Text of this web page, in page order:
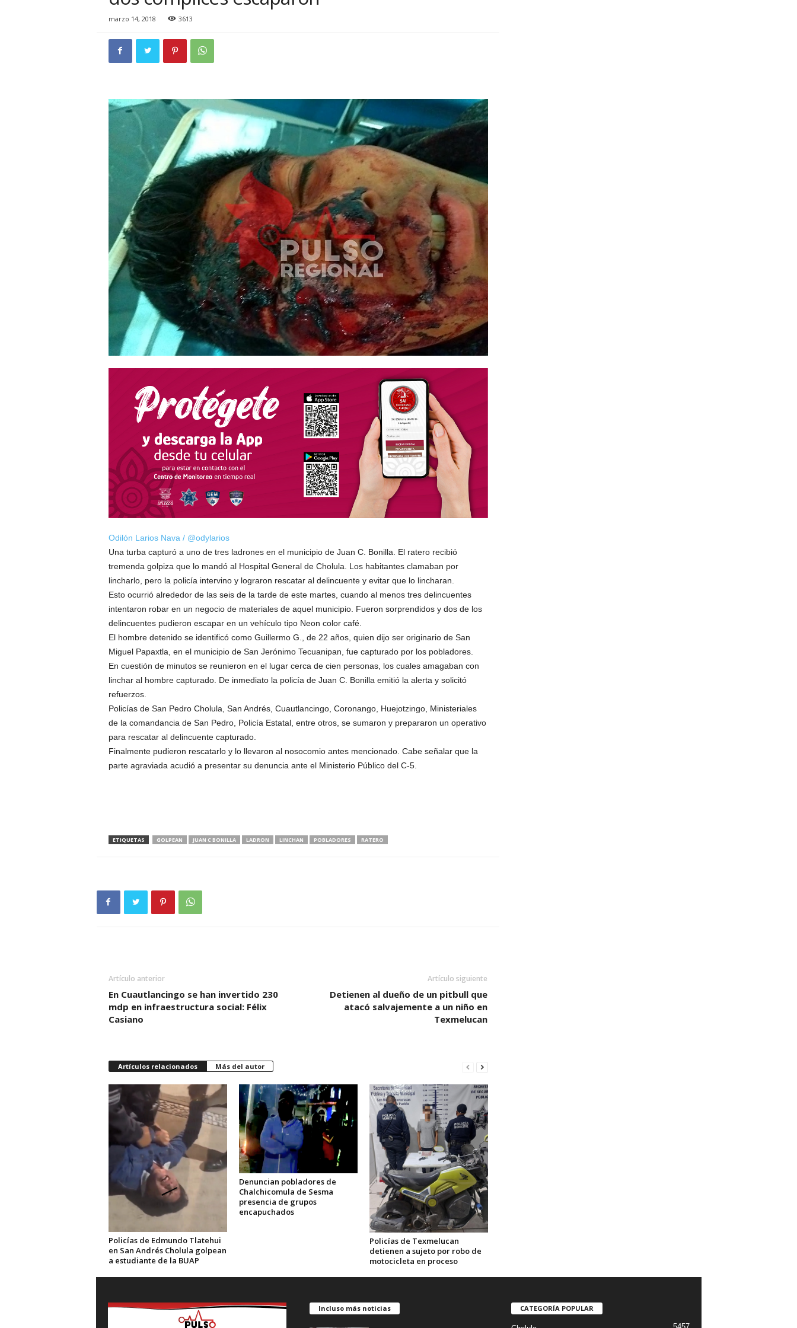
marzo 14, 2018 3613
Odilón Larios Nava / @odylarios
Una turba capturó a uno de tres ladrones en el municipio de Juan C. Bonilla. El ratero recibió
tremenda golpiza que lo mandó al Hospital General de Cholula. Los habitantes clamaban por
lincharlo, pero la policía intervino y lograron rescatar al delincuente y evitar que lo lincharan.
Esto ocurrió alrededor de las seis de la tarde de este martes, cuando al menos tres delincuentes
intentaron robar en un negocio de materiales de aquel municipio. Fueron sorprendidos y dos de los
delincuentes pudieron escapar en un vehículo tipo Neon color café.
El hombre detenido se identificó como Guillermo G., de 22 años, quien dijo ser originario de San
Miguel Papaxtla, en el municipio de San Jerónimo Tecuanipan, fue capturado por los pobladores.
En cuestión de minutos se reunieron en el lugar cerca de cien personas, los cuales amagaban con
linchar al hombre capturado. De inmediato la policía de Juan C. Bonilla emitió la alerta y solicitó
refuerzos.
Policías de San Pedro Cholula, San Andrés, Cuautlancingo, Coronango, Huejotzingo, Ministeriales
de la comandancia de San Pedro, Policía Estatal, entre otros, se sumaron y prepararon un operativo
para rescatar al delincuente capturado.
Finalmente pudieron rescatarlo y lo llevaron al nosocomio antes mencionado. Cabe señalar que la
parte agraviada acudió a presentar su denuncia ante el Ministerio Público del C-5.
ETIQUETAS GOLPEAN JUAN C BONILLA LADRON LINCHAN POBLADORES RATERO
Artículo anterior
En Cuautlancingo se han invertido 230
mdp en infraestructura social: Félix
Casiano
Artículo siguiente
Detienen al dueño de un pitbull que
atacó salvajemente a un niño en
Texmelucan
Artículos relacionados Más del autor
Policías de Edmundo Tlatehui
en San Andrés Cholula golpean
a estudiante de la BUAP
Denuncian pobladores de
Chalchicomula de Sesma
presencia de grupos
encapuchados
Policías de Texmelucan
detienen a sujeto por robo de
motocicleta en proceso
Incluso más noticias CATEGORÍA POPULAR